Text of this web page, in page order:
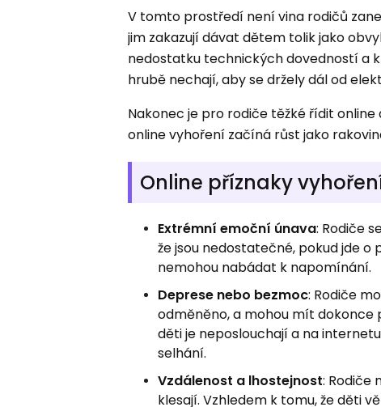
V tomto prostředí není vina rodičů
jim zakazují dávat dětem tolik jako
nedostatku technických dovedností a
hrubě nechají, aby se držely dál od
Nakonec je pro rodiče těžké řídit
online vyhoření začíná růst jako
Online příznaky
Extrémní emoční únava: Rodiče
že jsou nedostatečné, pokud jde
nemohou nabádat k napomínání.
Deprese nebo bezmoc: Rodiče
odměněno, a mohou mít dokonce
děti je neposlouchají a na
selhání.
Vzdálenost a lhostejnost: Rodiče
klesají. Vzhledem k tomu, že děti